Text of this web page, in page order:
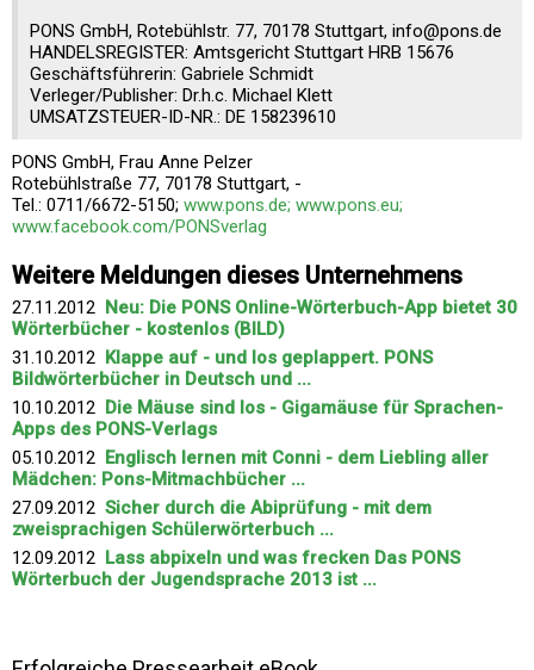
PONS GmbH, Rotebühlstr. 77, 70178 Stuttgart, info@pons.de
HANDELSREGISTER: Amtsgericht Stuttgart HRB 15676
Geschäftsführerin: Gabriele Schmidt
Verleger/Publisher: Dr.h.c. Michael Klett
UMSATZSTEUER-ID-NR.: DE 158239610
PONS GmbH, Frau Anne Pelzer
Rotebühlstraße 77, 70178 Stuttgart, -
Tel.: 0711/6672-5150; www.pons.de; www.pons.eu;
www.facebook.com/PONSverlag
Weitere Meldungen dieses Unternehmens
27.11.2012 Neu: Die PONS Online-Wörterbuch-App bietet 30
Wörterbücher - kostenlos (BILD)
31.10.2012 Klappe auf - und los geplappert. PONS
Bildwörterbücher in Deutsch und ...
10.10.2012 Die Mäuse sind los - Gigamäuse für Sprachen-
Apps des PONS-Verlags
05.10.2012 Englisch lernen mit Conni - dem Liebling aller
Mädchen: Pons-Mitmachbücher ...
27.09.2012 Sicher durch die Abiprüfung - mit dem
zweisprachigen Schülerwörterbuch ...
12.09.2012 Lass abpixeln und was frecken Das PONS
Wörterbuch der Jugendsprache 2013 ist ...